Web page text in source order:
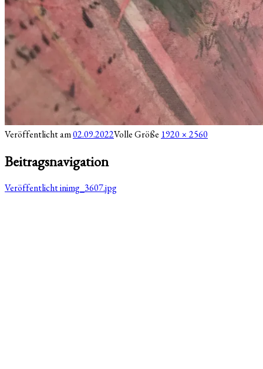
Veröffentlicht am02.09.2022Volle Größe 1920 × 2560
Beitragsnavigation
Veröffentlicht inimg_3607.jpg